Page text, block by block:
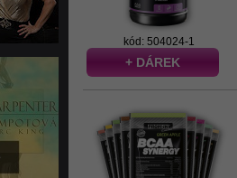
kód: 504024-1
+ DÁREK